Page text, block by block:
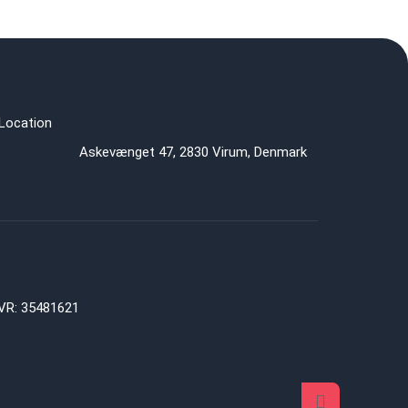
Askevænget 47, 2830 Virum, Denmark
35481621